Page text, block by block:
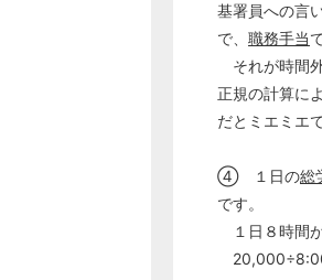
基署員への言
で、 職務手当
それが時間
正規の計算に
だとミエミエで
④ １日の総
です。
１日８時間